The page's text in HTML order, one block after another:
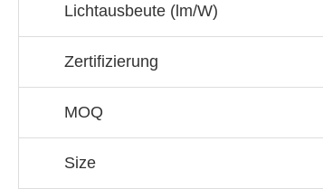
Lichtausbeute (lm/W)
Zertifizierung
MOQ
Size